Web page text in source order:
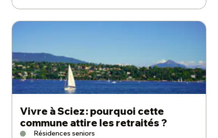
Vivre à Sciez : pourquoi cette
commune attire les retraités ?
Résidences seniors